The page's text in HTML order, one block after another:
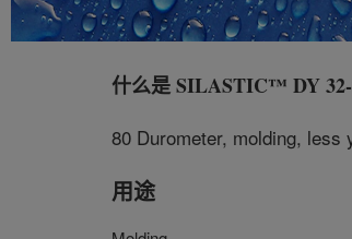
什么是SILASTIC™ DY 32-
80 Durometer, molding,
用途